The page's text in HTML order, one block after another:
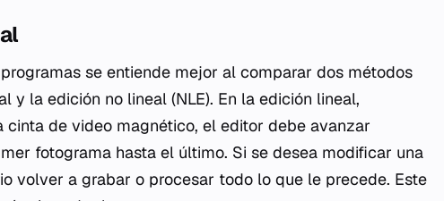
se entiende mejor al comparar dos métodos
y la edición no lineal (NLE). En la edición lineal,
de video magnético, el editor debe avanzar
fotograma hasta el último. Si se desea modificar una
volver a grabar o procesar todo lo que le precede. Este